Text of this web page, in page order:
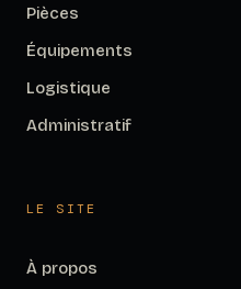
Pièces
Équipements
Logistique
Administratif
LE SITE
À propos